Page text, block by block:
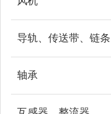
导轨、传送带、链条
轴承